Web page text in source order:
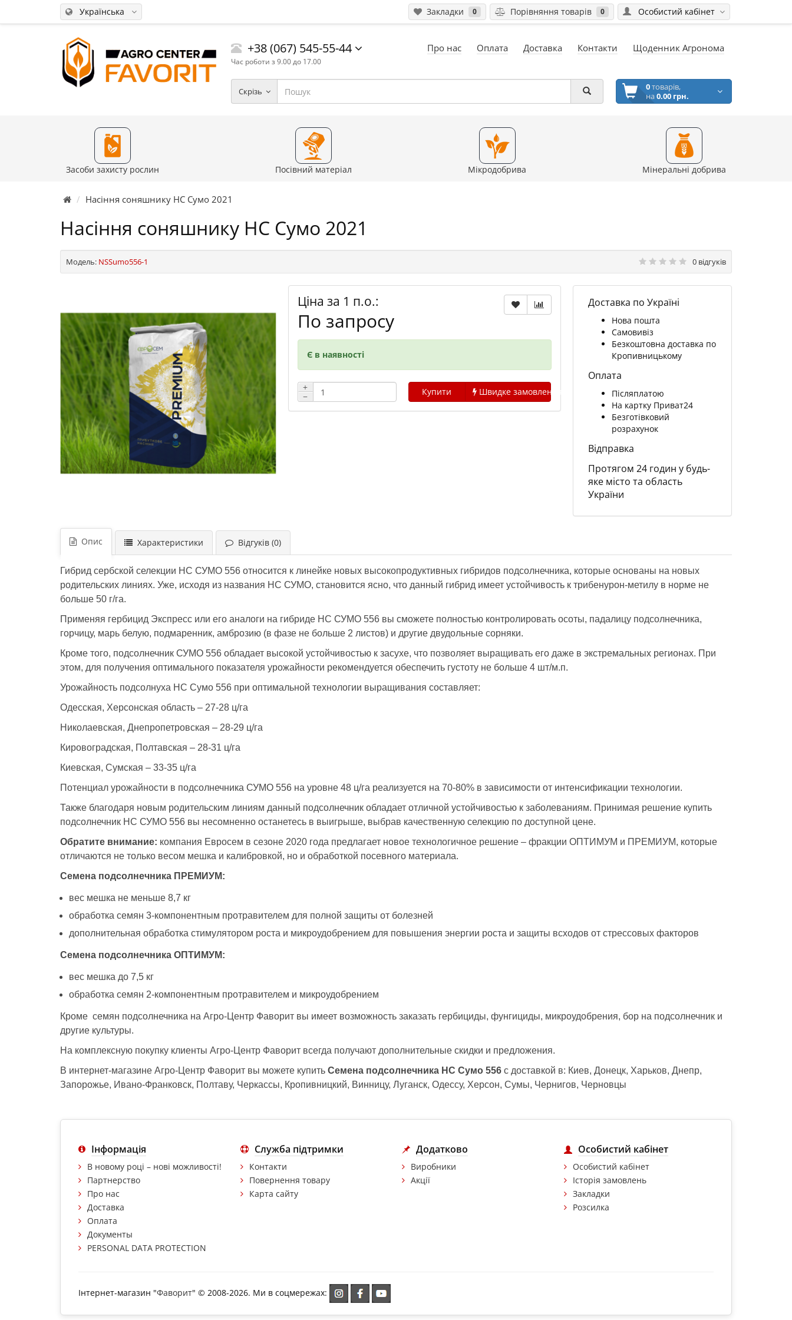
Українська Особистий кабінет
Закладки 0 Порівняння товарів 0
+38 (067) 545-55-44
Час роботи з 9.00 до 17.00
Про нас Оплата Доставка Контакти Щоденник Агронома
Скрізь 0товарів,
на0.00 грн.
Засоби захисту рослин Посівний матеріал Мікродобрива Мінеральні добрива
Насіння соняшнику НС Сумо 2021
Насіння соняшнику НС Сумо 2021
Модель: NSSumo556-1 0 відгуків
Ціна за 1 п.о.:
По запросу
Є в наявності
+
−
Купити Швидке замовлення
Доставка по Україні
Нова пошта
Самовивіз
Безкоштовна доставка по
Кропивницькому
Оплата
Післяплатою
На картку Приват24
Безготівковий
розрахунок
Відправка
Протягом 24 годин у будь-
яке місто та область
України
Опис Характеристики Відгуків (0)
Гибрид сербской селекции НС СУМО 556 относится к линейке новых высокопродуктивных гибридов подсолнечника, которые основаны на новых
родительских линиях. Уже, исходя из названия НС СУМО, становится ясно, что данный гибрид имеет устойчивость к трибенурон-метилу в норме не
больше 50 г/га.
Применяя гербицид Экспресс или его аналоги на гибриде НС СУМО 556 вы сможете полностью контролировать осоты, падалицу подсолнечника,
горчицу, марь белую, подмаренник, амброзию (в фазе не больше 2 листов) и другие двудольные сорняки.
Кроме того, подсолнечник СУМО 556 обладает высокой устойчивостью к засухе, что позволяет выращивать его даже в экстремальных регионах. При
этом, для получения оптимального показателя урожайности рекомендуется обеспечить густоту не больше 4 шт/м.п.
Урожайность подсолнуха НС Сумо 556 при оптимальной технологии выращивания составляет:
Одесская, Херсонская область – 27-28 ц/га
Николаевская, Днепропетровская – 28-29 ц/га
Кировоградская, Полтавская – 28-31 ц/га
Киевская, Сумская – 33-35 ц/га
Потенциал урожайности в подсолнечника СУМО 556 на уровне 48 ц/га реализуется на 70-80% в зависимости от интенсификации технологии.
Также благодаря новым родительским линиям данный подсолнечник обладает отличной устойчивостью к заболеваниям. Принимая решение купить
подсолнечник НС СУМО 556 вы несомненно останетесь в выигрыше, выбрав качественную селекцию по доступной цене.
Обратите внимание: компания Евросем в сезоне 2020 года предлагает новое технологичное решение – фракции ОПТИМУМ и ПРЕМИУМ, которые
отличаются не только весом мешка и калибровкой, но и обработкой посевного материала.
Семена подсолнечника ПРЕМИУМ:
вес мешка не меньше 8,7 кг
обработка семян 3-компонентным протравителем для полной защиты от болезней
дополнительная обработка стимулятором роста и микроудобрением для повышения энергии роста и защиты всходов от стрессовых факторов
Семена подсолнечника ОПТИМУМ:
вес мешка до 7,5 кг
обработка семян 2-компонентным протравителем и микроудобрением
Кроме семян подсолнечника на Агро-Центр Фаворит вы имеет возможность заказать гербициды, фунгициды, микроудобрения, бор на подсолнечник и
другие культуры.
На комплексную покупку клиенты Агро-Центр Фаворит всегда получают дополнительные скидки и предложения.
В интернет-магазине Агро-Центр Фаворит вы можете купить Семена подсолнечника НС Сумо 556 с доставкой в: Киев, Донецк, Харьков, Днепр,
Запорожье, Ивано-Франковск, Полтаву, Черкассы, Кропивницкий, Винницу, Луганск, Одессу, Херсон, Сумы, Чернигов, Черновцы
Інформація
В новому році – нові можливості!
Партнерство
Про нас
Доставка
Оплата
Документы
PERSONAL DATA PROTECTION
Служба підтримки
Контакти
Повернення товару
Карта сайту
Додатково
Виробники
Акції
Особистий кабінет
Особистий кабінет
Історія замовлень
Закладки
Розсилка
Інтернет-магазин "Фаворит" © 2008-2026. Ми в соцмережах: